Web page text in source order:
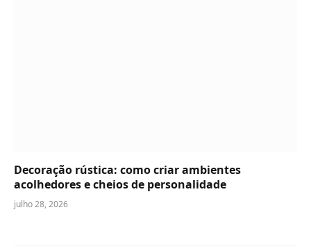
Decoração rústica: como criar ambientes
acolhedores e cheios de personalidade
julho 28, 2026